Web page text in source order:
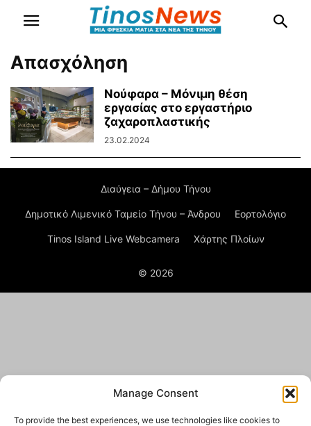
Manage Consent
To provide the best experiences, we use technologies like cookies to
Απασχόληση
Νούφαρα – Μόνιμη θέση
εργασίας στο εργαστήριο
ζαχαροπλαστικής
23.02.2024
Διαύγεια – Δήμου Τήνου
Δημοτικό Λιμενικό Ταμείο Τήνου – Άνδρου Εορτολόγιο
Tinos Island Live Webcamera Χάρτης Πλοίων
© 2026